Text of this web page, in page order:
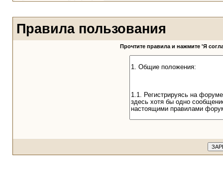
Правила пользования
Прочтите правила и нажмите 'Я